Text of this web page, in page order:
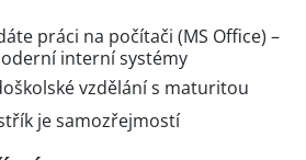
práci na počítači (MS Office) –
interní systémy
vzdělání s maturitou
je samozřejmostí